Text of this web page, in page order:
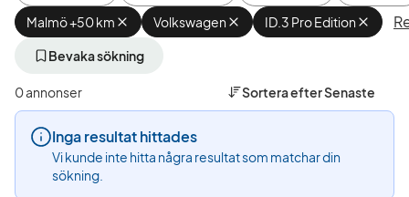
Malmö +50 km Ta
bort
aktivt
(Plats)
Volkswagen Ta
bort
Volkswagen
ID.3 Pro Edition Ta
bort
ID.3
Edition
Bevaka sökning
0 annonser Sortera efterSenaste
Inga resultat hittades
Vi kunde inte hitta några resultat som matchar din
sökning.